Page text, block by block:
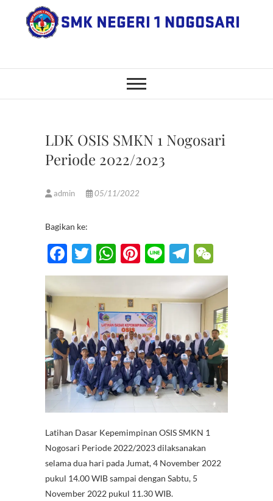
SMK Negeri 1
Nogosari
BOYOLALI
LDK OSIS SMKN 1 Nogosari
Periode 2022/2023
admin 05/11/2022
Bagikan ke:
F
ac
e
o
o
k
T
w
itt
er
W
h
at
s
A
p
p
Pi
nt
er
es
t
Li
n
e
T
el
e
gr
a
m
e
C
h
at
Latihan Dasar Kepemimpinan OSIS SMKN 1
Nogosari Periode 2022/2023 dilaksanakan
selama dua hari pada Jumat, 4 November 2022
pukul 14.00 WIB sampai dengan Sabtu, 5
November 2022 pukul 11.30 WIB.